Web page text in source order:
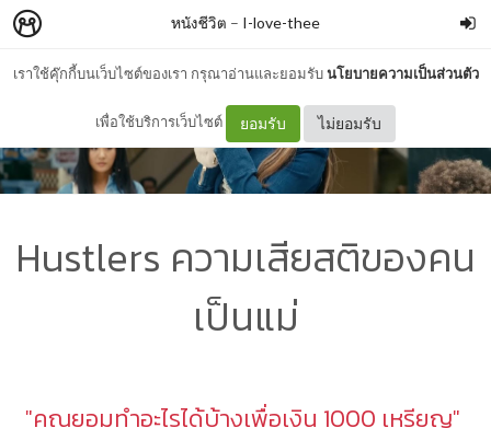
เราใช้คุ๊กกี้บนเว็บไซต์ของเรา กรุณาอ่านและยอมรับนโยบายความเป็นส่วนตัว
เพื่อใช้บริการเว็บไซต์ ยอมรับ ไม่ยอมรับ
หนังชีวิต – I-love-thee
Hustlers ความเสียสติของคน
เป็นแม่
"คุณยอมทำอะไรได้บ้างเพื่อเงิน 1000 เหรียญ"